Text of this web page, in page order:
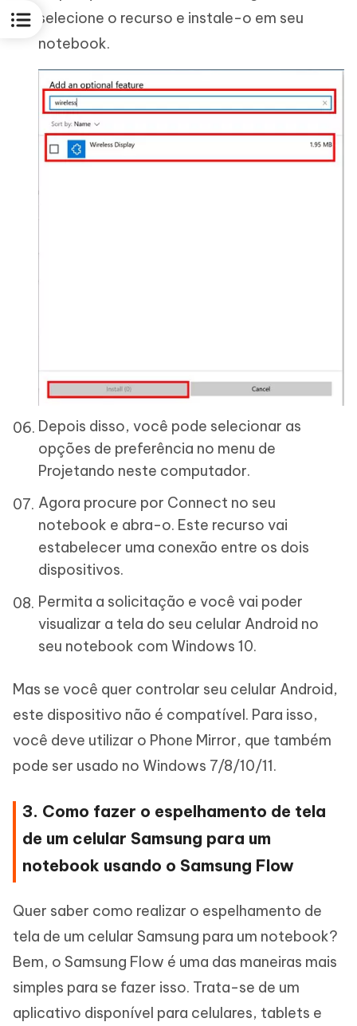
selecione o recurso e instale-o em seu
notebook.
Depois disso, você pode selecionar as
opções de preferência no menu de
Projetando neste computador.
Agora procure por Connect no seu
notebook e abra-o. Este recurso vai
estabelecer uma conexão entre os dois
dispositivos.
Permita a solicitação e você vai poder
visualizar a tela do seu celular Android no
seu notebook com Windows 10.
Mas se você quer controlar seu celular Android,
este dispositivo não é compatível. Para isso,
você deve utilizar o Phone Mirror, que também
pode ser usado no Windows 7/8/10/11.
3. Como fazer o espelhamento de tela
de um celular Samsung para um
notebook usando o Samsung Flow
Quer saber como realizar o espelhamento de
tela de um celular Samsung para um notebook?
Bem, o Samsung Flow é uma das maneiras mais
simples para se fazer isso. Trata-se de um
aplicativo disponível para celulares, tablets e